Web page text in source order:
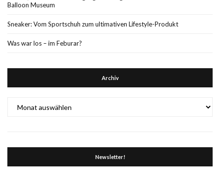
Balloon Museum
Sneaker: Vom Sportschuh zum ultimativen Lifestyle-Produkt
Was war los – im Feburar?
Archiv
Newsletter!